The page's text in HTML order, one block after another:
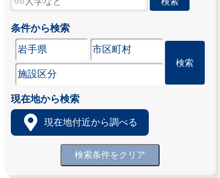
条件から検索
現在地から検索
現在地付近から調べる
検索条件をクリア